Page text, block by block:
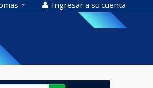
Ingresar a su cuenta